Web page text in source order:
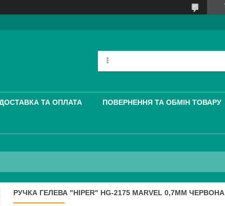
ТА ОПЛАТА ПОВЕРНЕННЯ ТА ОБМІН ТОВАРУ
РУЧКА ГЕЛЕВА "HIPER" HG-2175 MARVEL 0,7ММ ЧЕРВОНА